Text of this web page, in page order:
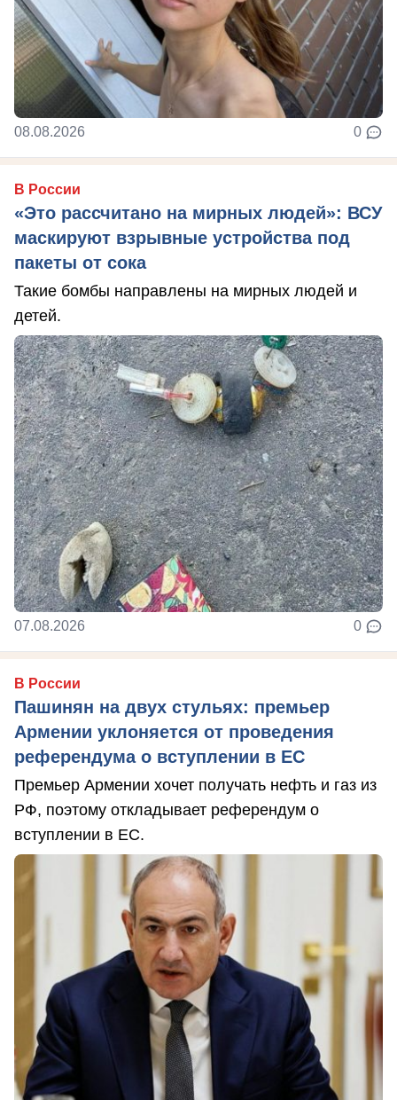
08.08.2026 0
В России
«Это рассчитано на мирных людей»: ВСУ
маскируют взрывные устройства под
пакеты от сока
Такие бомбы направлены на мирных людей и
детей.
07.08.2026 0
В России
Пашинян на двух стульях: премьер
Армении уклоняется от проведения
референдума о вступлении в ЕС
Премьер Армении хочет получать нефть и газ из
РФ, поэтому откладывает референдум о
вступлении в ЕС.